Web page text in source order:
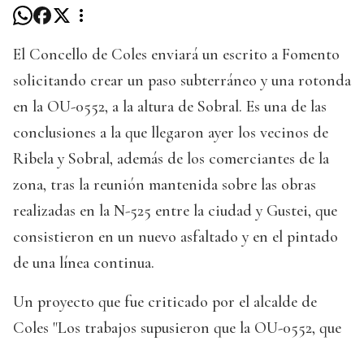
El Concello de Coles enviará un escrito a Fomento
solicitando crear un paso subterráneo y una rotonda
en la OU-0552, a la altura de Sobral. Es una de las
conclusiones a la que llegaron ayer los vecinos de
Ribela y Sobral, además de los comerciantes de la
zona, tras la reunión mantenida sobre las obras
realizadas en la N-525 entre la ciudad y Gustei, que
consistieron en un nuevo asfaltado y en el pintado
de una línea continua.
Un proyecto que fue criticado por el alcalde de
Coles "Los trabajos supusieron que la OU-0552, que